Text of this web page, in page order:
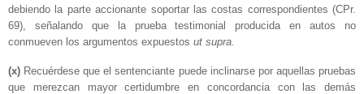
debiendo la parte accionante soportar las costas correspondientes (CPr.
69), señalando que la prueba testimonial producida en autos no
conmueven los argumentos expuestos ut supra.
(x) Recuérdese que el sentenciante puede inclinarse por aquellas pruebas
que merezcan mayor certidumbre en concordancia con las demás